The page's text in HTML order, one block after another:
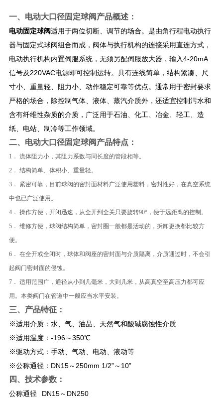
一、 电动大口径固定球阀产品概述：
电动固定球阀适用于两位切断、调节的场合。是由角行程电动执行
器与固定式球阀组合而成，阀体与执行机构的连接采用直连方式，
电动执行机构内置伺服系统，无须另配伺服放大器，输入4-20mA
信号及220VAC电源即可控制运转。具有连线简单，结构紧凑、尺
寸小、重量轻、阻力小、动作稳定可靠等优点。通常用于密封要求
严格的场合，除控制气体、液体、蒸汽介质外，还适宜控制污水和
含有纤维性杂质的介质，广泛用于石油、化工、冶金、轻工、造
纸、电站、制冷等工作领域。
二、​ 电动大口径固定球阀产品特点：
1． 流体阻力小，其阻力系数与同长度的管段相等。
2． 结构简单、体积小、重量轻。
3． 紧密可靠，目前球阀的密封面材料广泛使用塑料，密封性好，在真空系统
中也已广泛使用。
4． 操作方便，开闭迅速，从全开到全关只要旋转90°，便于远距离的控制。
5． 维修方便，球阀结构简单，密封圈一般都是活动的，拆卸更换都比较方
便。
6． 在全开或全闭时，球体和阀座的密封面与介质隔离，介质通过时，不会引
起阀门密封面的侵蚀。
7． 适用范围广，通径从小到几毫米，大到几米，从高真空至高压力都可应
用。本类阀门在管道中一般应当水平安装。
三、​产品特征：
※适用介质：水、气、油品、天然气和酸碱腐蚀性介质
※适用温度：-196～350℃
※驱动方式：手动、气动、电动、液动等
※公称通径：DN15～250mm 1/2”～10”
四、技术参数：
公称通径
DN15～DN250